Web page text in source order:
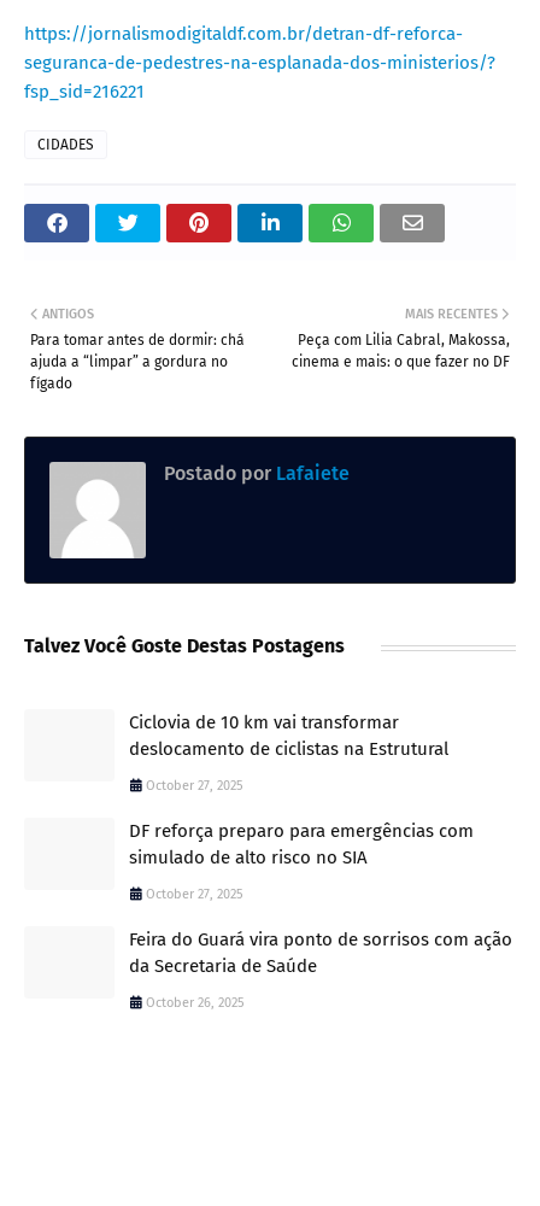
https://jornalismodigitaldf.com.br/detran-df-reforca-
seguranca-de-pedestres-na-esplanada-dos-ministerios/?
fsp_sid=216221
CIDADES
MAIS RECENTES
Peça com Lilia Cabral, Makossa,
cinema e mais: o que fazer no DF
ANTIGOS
Para tomar antes de dormir: chá
ajuda a “limpar” a gordura no
fígado
Postado por Lafaiete
Talvez Você Goste Destas Postagens
Ciclovia de 10 km vai transformar
deslocamento de ciclistas na Estrutural
October 27, 2025
DF reforça preparo para emergências com
simulado de alto risco no SIA
October 27, 2025
Feira do Guará vira ponto de sorrisos com ação
da Secretaria de Saúde
October 26, 2025